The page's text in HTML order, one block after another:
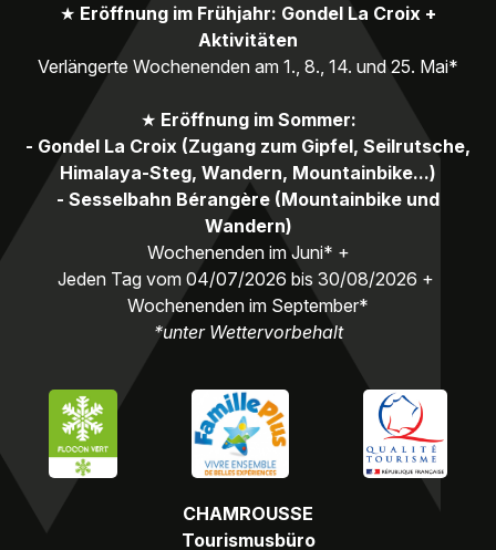
CHAMROUSSE
Tourismusbüro
★ Eröffnung im Frühjahr: Gondel La Croix +
Aktivitäten
Verlängerte Wochenenden am 1., 8., 14. und 25. Mai*
★ Eröffnung im Sommer:
- Gondel La Croix (Zugang zum Gipfel, Seilrutsche,
Himalaya-Steg, Wandern, Mountainbike...)
- Sesselbahn Bérangère (Mountainbike und
Wandern)
Wochenenden im Juni* +
Jeden Tag vom 04/07/2026 bis 30/08/2026 +
Wochenenden im September*
*unter Wettervorbehalt